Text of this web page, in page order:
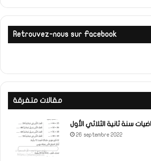
Retrouvez-nous sur Facebook
مقالات متفرقة
سنة ثانية الثلاثي الأول
26 septembre 2022